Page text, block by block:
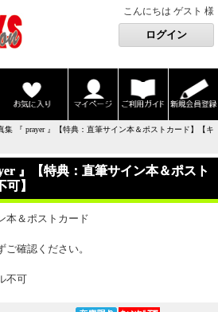
こんにちは ゲスト 様
『 prayer 』【特典：直筆サイン本＆ポストカード】【キ
』【特典：直筆サイン本＆ポスト
】
本＆ポストカード
確認ください。
不可